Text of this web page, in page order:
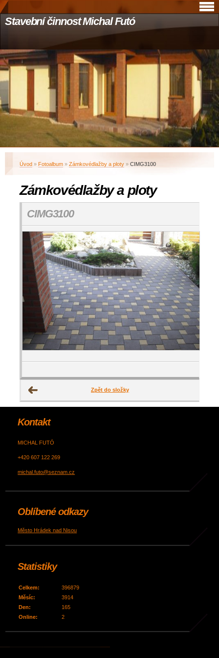
Stavební činnost Michal Futó
Úvod » Fotoalbum » Zámkovédlažby a ploty » CIMG3100
Zámkovédlažby a ploty
CIMG3100
Zpět do složky
Kontakt
MICHAL FUTÓ
+420 607 122 269
michal.futo@seznam.cz
Oblíbené odkazy
Město Hrádek nad Nisou
Statistiky
Online: 2
Celkem:
396879
Měsíc:
3914
Den:
165